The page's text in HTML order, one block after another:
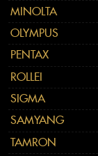
MINOLTA
OLYMPUS
PENTAX
ROLLEI
SIGMA
SAMYANG
TAMRON